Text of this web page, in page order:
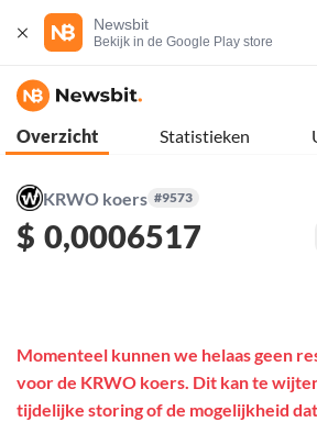
Newsbit
Bekijk in de Google Play store
Overzicht Statistieken
KRWO koers #9573
$ 0,0006517
Momenteel kunnen we helaas geen
voor de KRWO koers. Dit kan te
tijdelijke storing of de mogelijkheid